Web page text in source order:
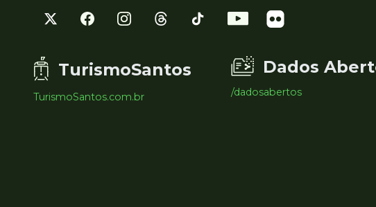
TurismoSantos
TurismoSantos.com.br
Dados
/dadosabertos